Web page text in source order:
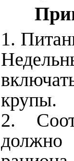
1.
крупы.
2.